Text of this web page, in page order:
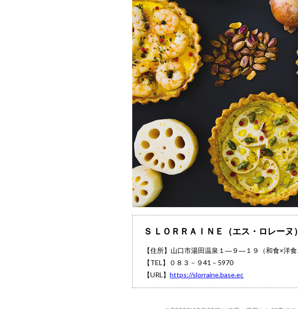
Ｓ ＬＯＲＲＡＩＮＥ（エス・ロレーヌ）
【住所】山口市湯田温泉１―９―１９（和食×洋食
【TEL】
０８３－９41－5970
【URL】https://slorraine.base.ec